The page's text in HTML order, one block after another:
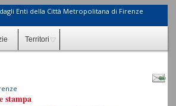
Enti della Città Metropolitana di Firenze
Territori
stampa